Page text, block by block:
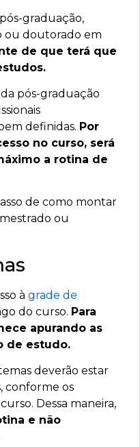
graduação,
ou doutorado em
de que terá que
pós-graduação
definidas. Por
no curso, será
a rotina de
de como montar
ou
à grade de
do curso. Para
apurando as
de estudo.
deverão estar
conforme os
Dessa maneira,
e não